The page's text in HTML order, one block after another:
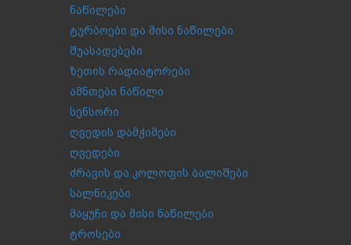
ნაწილები
ტურბოები და მისი ნაწილები
შუასადებები
ზეთის რადიატორები
ამნთები ნაწილი
სენსორი
ღვედის დამჭიმები
ღვედები
ძრავის და კოლოფის ბალიშები
სალნიკები
მაყუჩი და მისი ნაწილები
ტროსები